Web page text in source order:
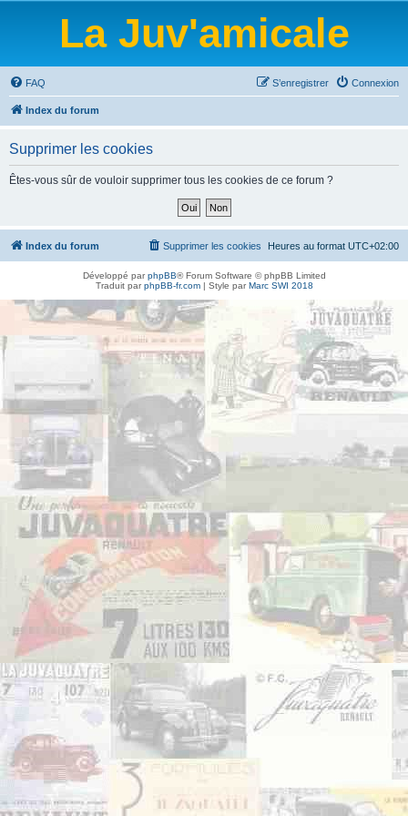
La Juv'amicale
FAQ Connexion
S’enregistrer
Index du forum
Supprimer les cookies
Êtes-vous sûr de vouloir supprimer tous les cookies de ce forum ?
Index du forum Heures au format UTC+02:00
Supprimer les cookies
Développé parphpBB® Forum Software © phpBB Limited
Traduit parphpBB-fr.com| Style parMarc SWI 2018